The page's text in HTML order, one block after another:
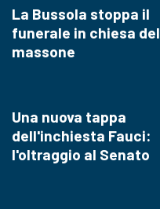
La Bussola stoppa il
funerale in chiesa del
massone
Una nuova tappa
dell'inchiesta Fauci:
l'oltraggio al Senato